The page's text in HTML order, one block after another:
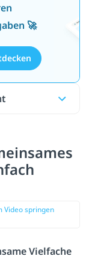
🚀
Video springen
Vielfache